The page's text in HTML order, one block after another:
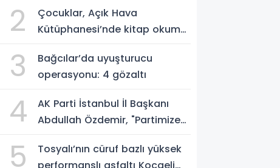
2
Çocuklar, Açık Hava
Kütüphanesi’nde kitap okuma
3
Bağcılar’da uyuşturucu
operasyonu: 4 gözaltı
4
AK Parti İstanbul İl Başkanı
Abdullah Özdemir, "Partimize
değil, Türkiye’nin büyümesidir"
5
Tosyalı’nın cüruf bazlı yüksek